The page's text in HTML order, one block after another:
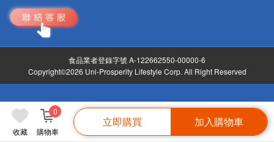
收藏 購物車
0
立即購買 加入購物車
食品業者登錄字號 A-122662550-00000-6
Copyright©2026 Uni-Prosperity Lifestyle Corp. All Right Reserved